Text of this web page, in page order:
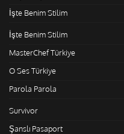
İşte Benim Stilim
İşte Benim Stilim
MasterChef Türkiye
O Ses Türkiye
Parola Parola
Survivor
Şanslı Pasaport